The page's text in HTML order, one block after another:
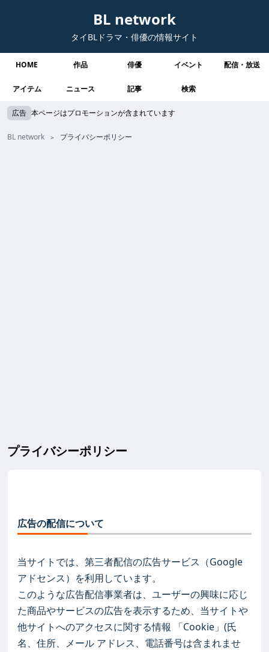
BL network
タイBLドラマ・俳優の情報サイト
HOME 作品 俳優 イベント 配信・放送
アイテム ニュース 記事 検索
広告 本ページはプロモーションが含まれています
BL network プライバシーポリシー
プライバシーポリシー
広告の配信について
当サイトでは、第三者配信の広告サービス（Google
アドセンス）を利用しています。
このような広告配信事業者は、ユーザーの興味に応じ
た商品やサービスの広告を表示するため、当サイトや
他サイトへのアクセスに関する情報 「Cookie」(氏
名、住所、メール アドレス、電話番号は含まれませ